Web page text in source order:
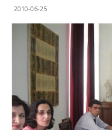
2010-06-25